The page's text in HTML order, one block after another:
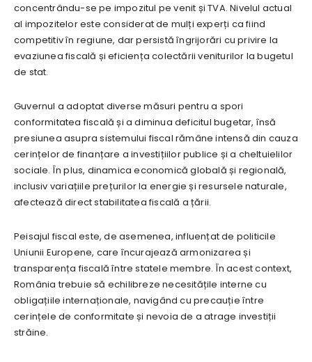
concentrându-se pe impozitul pe venit și TVA. Nivelul actual
al impozitelor este considerat de mulți experți ca fiind
competitiv în regiune, dar persistă îngrijorări cu privire la
evaziunea fiscală și eficiența colectării veniturilor la bugetul
de stat.
Guvernul a adoptat diverse măsuri pentru a spori
conformitatea fiscală și a diminua deficitul bugetar, însă
presiunea asupra sistemului fiscal rămâne intensă din cauza
cerințelor de finanțare a investițiilor publice și a cheltuielilor
sociale. În plus, dinamica economică globală și regională,
inclusiv variațiile prețurilor la energie și resursele naturale,
afectează direct stabilitatea fiscală a țării.
Peisajul fiscal este, de asemenea, influențat de politicile
Uniunii Europene, care încurajează armonizarea și
transparența fiscală între statele membre. În acest context,
România trebuie să echilibreze necesitățile interne cu
obligațiile internaționale, navigând cu precauție între
cerințele de conformitate și nevoia de a atrage investiții
străine.